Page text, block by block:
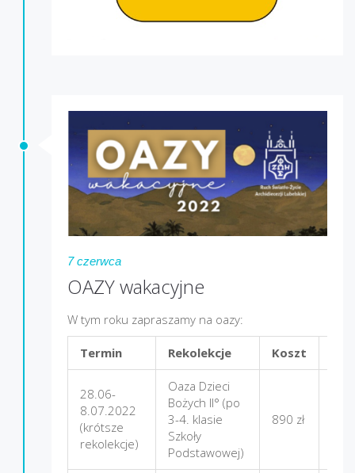
7 czerwca
OAZY wakacyjne
W tym roku zapraszamy na oazy:
Termin Rekolekcje Koszt
28.06-
8.07.2022
(krótsze
rekolekcje)
Oaza Dzieci
Bożych II° (po
3-4. klasie
Szkoły
Podstawowej)
890 zł